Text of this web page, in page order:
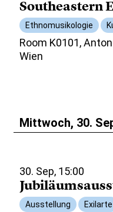
Southeastern
Ethnomusikologie
Room K0101,
Wien
Mittwoch, 30.
30. Sep, 15:00
Ausstellung Exilarte